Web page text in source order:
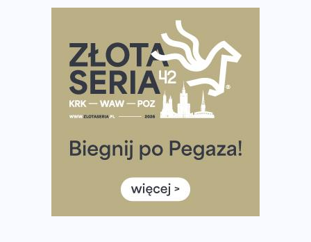
Praska 5k Run gospodarzem Mistrzostw Polski
Największy Bieg Powstania Warszawskiego w historii.
Ponad 12 tysięcy uczestników pobiegło dla Bohaterów!
Tętno vs tempo – czym kierować się w bieganiu?
Co ma dużo białka? Produkty, które warto włączyć do
Rozbiegany Olsztyn szykuje się na weekend z
Już w tę sobotę 35. Bieg Powstania Warszawskiego.
Wystartuje rekordowa liczba uczestników